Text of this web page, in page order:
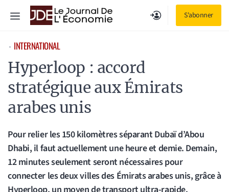
S'abonner
Menu
⋅ INTERNATIONAL
Hyperloop : accord
stratégique aux Émirats
arabes unis
Pour relier les 150 kilomètres séparant Dubaï d’Abou
Dhabi, il faut actuellement une heure et demie. Demain,
12 minutes seulement seront nécessaires pour
connecter les deux villes des Émirats arabes unis, grâce à